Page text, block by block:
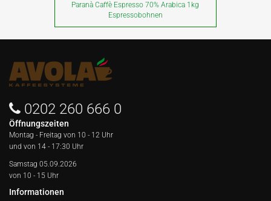
Paranà Caffè Espresso 70% Arabica 1kg
Espressobohnen
0202 260 666 0
Öffnungszeiten
Montag - Freitag von 10 - 12 Uhr
und von 14 - 17:30 Uhr
Samstag 05.09.2026
von 10 - 15 Uhr
Informationen